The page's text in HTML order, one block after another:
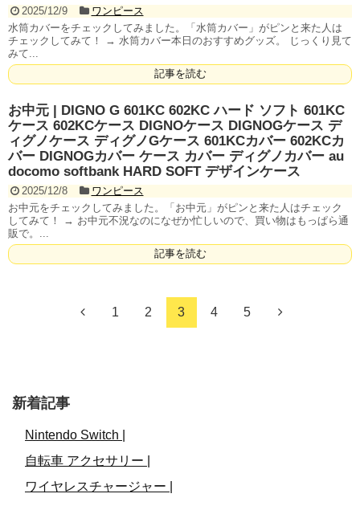
2025/12/9
ワンピース
水筒カバーをチェックしてみました。「水筒カバー」がピンと来た人は
チェックしてみて！ → 水筒カバー本日のおすすめグッズ。 じっくり見て
みて...
記事を読む
お中元 | DIGNO G 601KC 602KC ハード ソフト 601KC
ケース 602KCケース DIGNOケース DIGNOGケース デ
ィグノケース ディグノGケース 601KCカバー 602KCカ
バー DIGNOGカバー ケース カバー ディグノカバー au
docomo softbank HARD SOFT デザインケース
2025/12/8
ワンピース
お中元をチェックしてみました。「お中元」がピンと来た人はチェック
してみて！ → お中元不況なのになぜか忙しいので、買い物はもっぱら通
販で。...
記事を読む
1 2 3 4 5
新着記事
Nintendo Switch |
自転車 アクセサリー |
ワイヤレスチャージャー |